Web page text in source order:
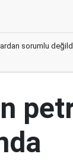
sorumlu